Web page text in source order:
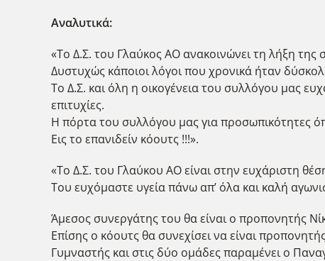
Αναλυτικά:
«Το Δ.Σ. του Γλαύκος ΑΟ ανακοινώνει τη λήξη
Δυστυχώς κάποιοι λόγοι που χρονικά ήταν
Το Δ.Σ. και όλη η οικογένεια του συλλόγου μας
επιτυχίες.
Η πόρτα του συλλόγου μας για προσωπικότητες
Εις το επανιδείν κόουτς !!!».
«Το Δ.Σ. του Γλαύκου ΑΟ είναι στην ευχάριστη
Του ευχόμαστε υγεία πάνω απ’ όλα και καλή
Άμεσος συνεργάτης του θα είναι ο προπονητής
Επίσης ο κόουτς θα συνεχίσει να είναι
Γυμναστής και στις δύο ομάδες παραμένει ο